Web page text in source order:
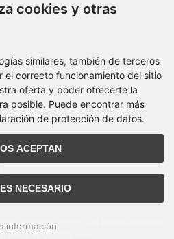
de envío y manejo
cookies y otras
similares, también de terceros
el correcto funcionamiento del sitio
oferta y poder ofrecerte la
posible. Puede encontrar más
de protección de datos.
ACEPTAN
NECESARIO
información